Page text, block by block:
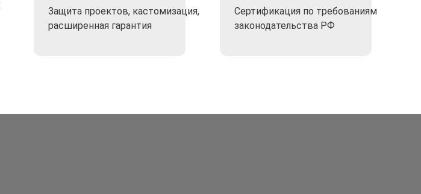
Защита проектов, кастомизация,
расширенная гарантия
Сертификация по требованиям
законодательства РФ